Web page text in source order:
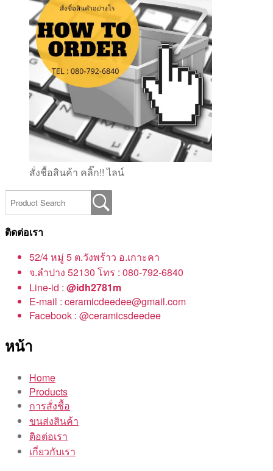
สั่งชื้อสินค้า คลิ๊ก!! ไลน์
ติดต่อเรา
52/4 หมู่ 5 ต.วังพร้าว อ.เกาะคา
จ.ลำปาง 52130 โทร : 080-792-6840
Line-id : @idh2781m
E-mail : ceramicdeedee@gmail.com
Facebook : @ceramicsdeedee
หน้า
Home
Products
การสั่งชื้อ
ขนส่งสินค้า
ติอต่อเรา
เกี่ยวกับเรา